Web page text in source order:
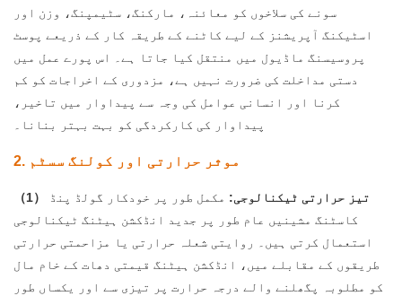
سونے کی سلاخوں کو معائنہ، مارکنگ، سٹیمپنگ، وزن اور
اسٹیکنگ آپریشنز کے لیے کاٹنے کے طریقہ کار کے ذریعے پوسٹ
پروسیسنگ ماڈیول میں منتقل کیا جاتا ہے۔ اس پورے عمل میں
دستی مداخلت کی ضرورت نہیں ہے، مزدوری کے اخراجات کو کم
کرنا اور انسانی عوامل کی وجہ سے پیداوار میں تاخیر،
پیداوار کی کارکردگی کو بہت بہتر بنانا۔
2. موثر حرارتی اور کولنگ سسٹم
（1） تیز حرارتی ٹیکنالوجی: مکمل طور پر خودکار گولڈ پنڈ
کاسٹنگ مشینیں عام طور پر جدید انڈکشن ہیٹنگ ٹیکنالوجی
استعمال کرتی ہیں۔ روایتی شعلہ حرارتی یا مزاحمتی حرارتی
طریقوں کے مقابلے میں، انڈکشن ہیٹنگ قیمتی دھات کے خام مال
کو مطلوبہ پگھلنے والے درجہ حرارت پر تیزی سے اور یکساں طور